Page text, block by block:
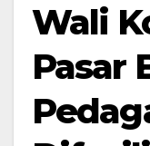
Wali
Pasar